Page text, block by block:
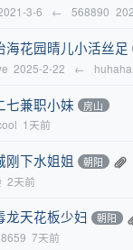
3-6 ← 568890
海花园晴儿小活丝足
2025-2-22 ← huhaha
七兼职小妹 房山
1天前
刚下水姐姐 朝阳
2天前
龙天花板少妇 朝阳
7天前